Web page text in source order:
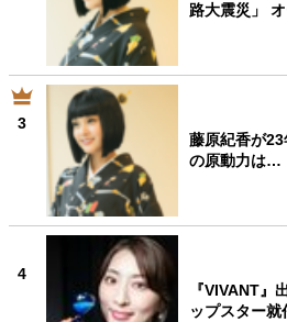
路大震災」
3
藤原紀香が
の原動力は…
4
『VIVANT』
ップスター